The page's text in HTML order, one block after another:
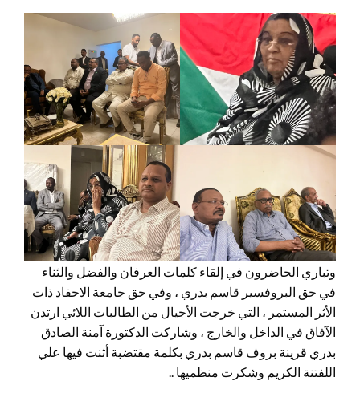
وتباري الحاضرون في إلقاء كلمات العرفان والفضل والثناء
في حق البروفسير قاسم بدري ، وفي حق جامعة الاحفاد ذات
الأثر المستمر ، التي خرجت الأجيال من الطالبات اللائي ارتدن
الآفاق في الداخل والخارج ، وشاركت الدكتورة آمنة الصادق
بدري قرينة بروف قاسم بدري بكلمة مقتضبة أثنت فيها علي
اللفتنة الكريم وشكرت منظميها ..